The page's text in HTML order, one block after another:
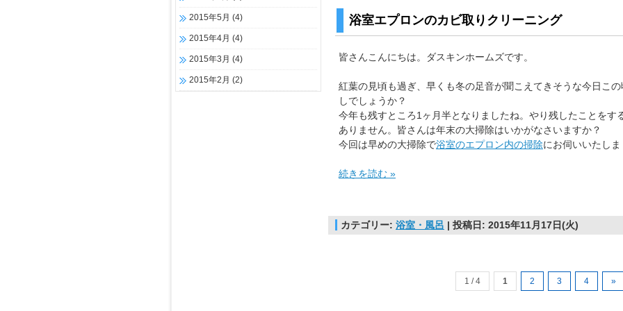
2015年5月 (4)
2015年4月 (4)
2015年3月 (4)
2015年2月 (2)
浴室エプロンのカビ取りクリーニング
皆さんこんにちは。ダスキンホームズです。
紅葉の見頃も過ぎ、早くも冬の足音が聞こえてきそうな今日こ
しでしょうか？
今年も残すところ1ヶ月半となりましたね。やり残したことをす
ありません。皆さんは年末の大掃除はいかがなさいますか？
今回は早めの大掃除で浴室のエプロン内の掃除にお伺いいたし
続きを読む »
カテゴリー: 浴室・風呂 | 投稿日: 2015年11月17日(火)
1 / 4 1 2 3 4 »